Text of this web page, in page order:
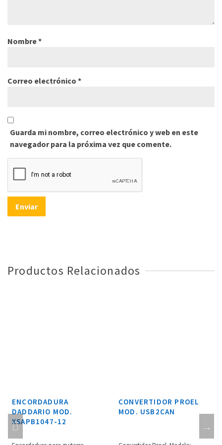
Nombre*
Correo electrónico *
Guarda mi nombre, correo electrónico y web en este
navegador para la próxima vez que comente.
Productos Relacionados
ENCORDADURA
DADDARIO MOD.
XSAPB1047-12
CONVERTIDOR PROEL
MOD. USB2CAN